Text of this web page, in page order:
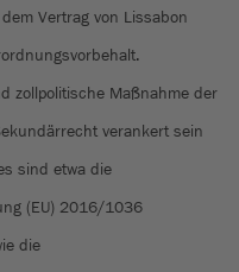
Vertrag von Lissabon
zollpolitische Maßnahme der
verankert sein
sind etwa die
(EU) 2016/1036
die